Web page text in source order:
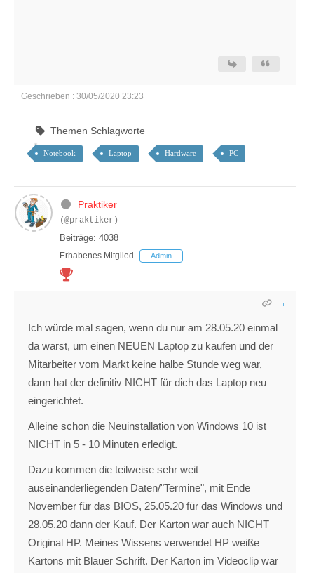
Geschrieben : 30/05/2020 23:23
Themen Schlagworte
Notebook Laptop Hardware PC
Praktiker
(@praktiker)
Beiträge: 4038
Erhabenes Mitglied Admin
Ich würde mal sagen, wenn du nur am 28.05.20 einmal
da warst, um einen NEUEN Laptop zu kaufen und der
Mitarbeiter vom Markt keine halbe Stunde weg war,
dann hat der definitiv NICHT für dich das Laptop neu
eingerichtet.
Alleine schon die Neuinstallation von Windows 10 ist
NICHT in 5 - 10 Minuten erledigt.
Dazu kommen die teilweise sehr weit
auseinanderliegenden Daten/"Termine", mit Ende
November für das BIOS, 25.05.20 für das Windows und
28.05.20 dann der Kauf. Der Karton war auch NICHT
Original HP. Meines Wissens verwendet HP weiße
Kartons mit Blauer Schrift. Der Karton im Videoclip war